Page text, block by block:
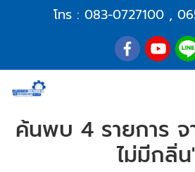
โทร : 083-0727100 ,
ค้นพบ 4 รายการ จ
ไม่มีกลิ่